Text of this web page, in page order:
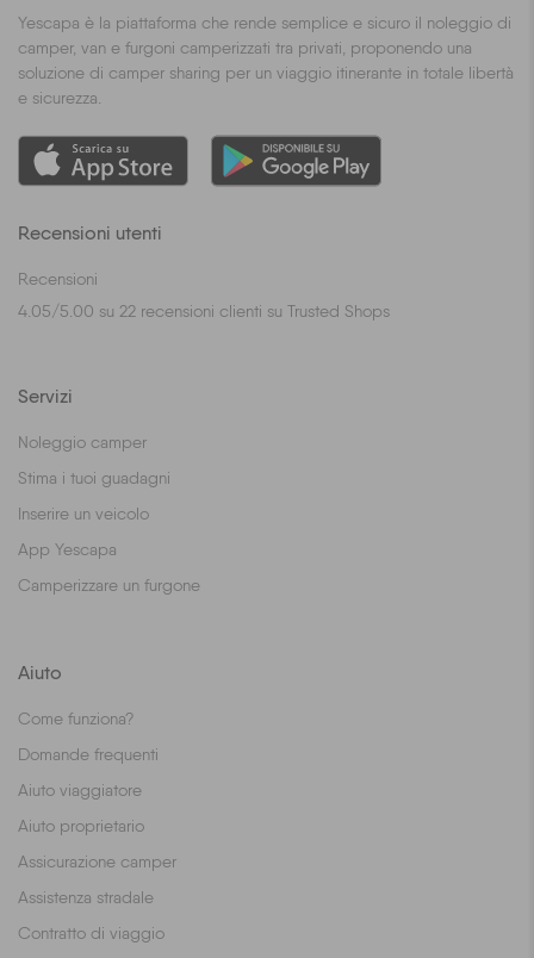
Yescapa è la piattaforma che rende semplice e sicuro il noleggio di
camper, van e furgoni camperizzati tra privati, proponendo una
soluzione di camper sharing per un viaggio itinerante in totale libertà
e sicurezza.
Recensioni utenti
Recensioni
4.05/5.00 su 22 recensioni clienti su Trusted Shops
Servizi
Noleggio camper
Stima i tuoi guadagni
Inserire un veicolo
App Yescapa
Camperizzare un furgone
Aiuto
Come funziona?
Domande frequenti
Aiuto viaggiatore
Aiuto proprietario
Assicurazione camper
Assistenza stradale
Contratto di viaggio